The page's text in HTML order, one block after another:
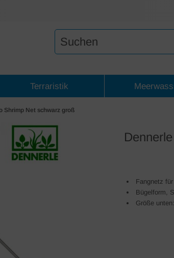
Terraristik
Shrimp Net schwarz groß
Fangnetz
Bügelform,
Größe